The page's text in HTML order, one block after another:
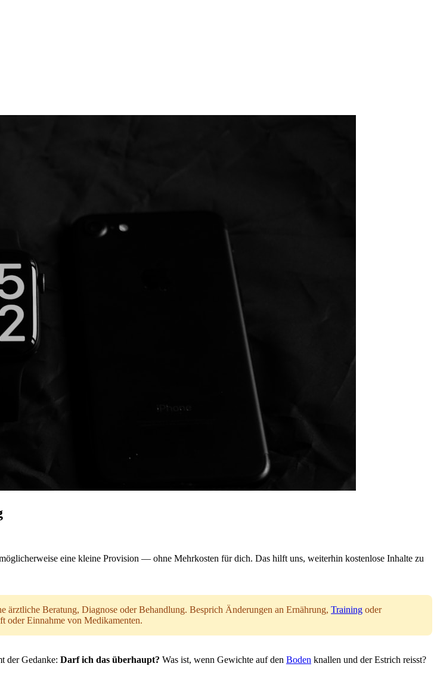
eine kleine Provision — ohne Mehrkosten für dich. Das hilft uns, weiterhin kostenlose Inhalte zu
ärztliche Beratung, Diagnose oder Behandlung. Besprich Änderungen an Ernährung, Training oder
oder Einnahme von Medikamenten.
der Gedanke: Darf ich das überhaupt? Was ist, wenn Gewichte auf den Boden knallen und der Estrich reisst?